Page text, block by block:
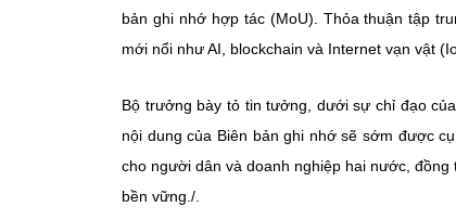
bản ghi nhớ hợp tác (MoU). Thỏa thuận tập
mới nổi như AI, blockchain và Internet vạn vật
Bộ trưởng bày tỏ tin tưởng, dưới sự chỉ đạo
nội dung của Biên bản ghi nhớ sẽ sớm được
cho người dân và doanh nghiệp hai nước,
bền vững./.